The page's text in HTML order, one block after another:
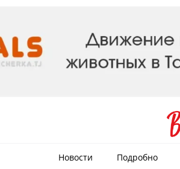
Новости Подробно